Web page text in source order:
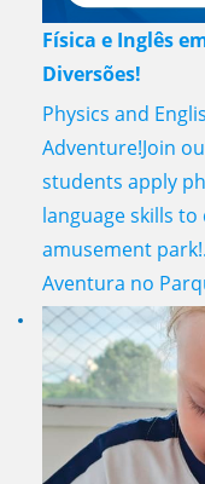
Física e Inglês
Diversões!
Physics and
Adventure!Join
students apply
language skills
amusement
Aventura no